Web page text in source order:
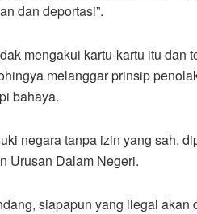
dan deportasi”.
mengakui kartu-kartu itu dan
melanggar prinsip
bahaya.
negara tanpa izin yang sah,
Urusan Dalam Negeri.
siapapun yang ilegal